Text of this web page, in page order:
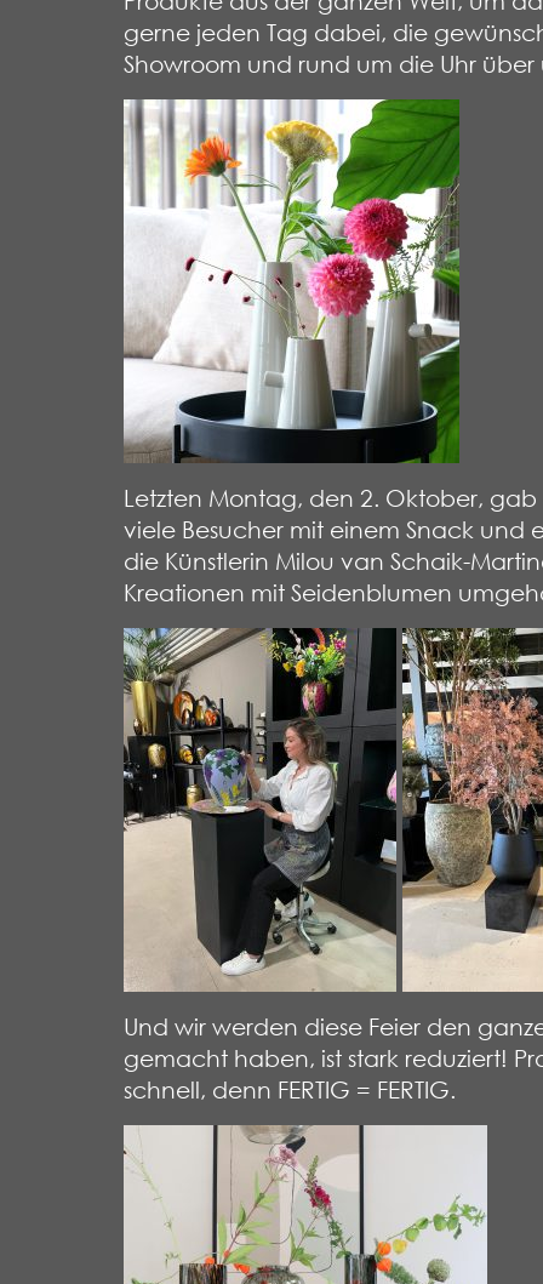
gerne jeden Tag dabei, die
Showroom und rund um die Uhr über
Letzten Montag, den 2. Oktober, gab
viele Besucher mit einem Snack und
die Künstlerin Milou van Schaik-
Kreationen mit Seidenblumen
Und wir werden diese Feier den
gemacht haben, ist stark reduziert!
schnell, denn FERTIG = FERTIG.